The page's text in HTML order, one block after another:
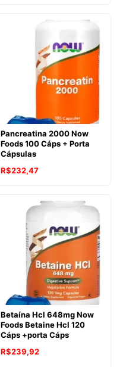
Pancreatina 2000 Now
Foods 100 Cáps + Porta
Cápsulas
R$232,47
Betaína Hcl 648mg Now
Foods Betaine Hcl 120
Cáps +porta Cáps
R$239,92